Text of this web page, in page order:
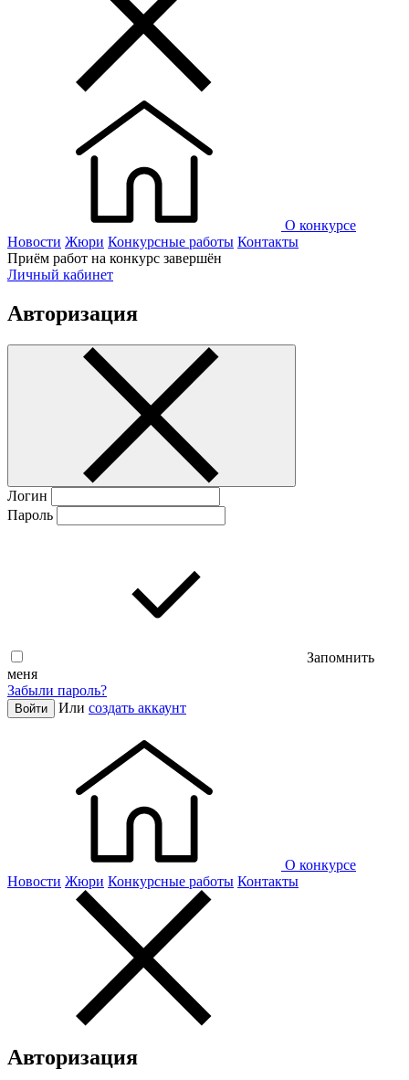
О конкурсе
Новости Жюри Конкурсные работы Контакты
Приём работ на конкурс завершён
Личный кабинет
Авторизация
Логин
Пароль
Запомнить
меня
Забыли пароль?
Войти Или создать аккаунт
О конкурсе
Новости Жюри Конкурсные работы Контакты
Авторизация